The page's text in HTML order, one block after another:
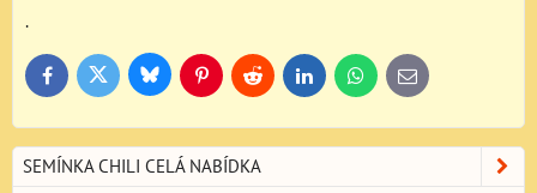
.
FacebookTwitter BlueskyPinterestReddit LinkedInWhatsApp
E-
mail
SEMÍNKA CHILI CELÁ NABÍDKA